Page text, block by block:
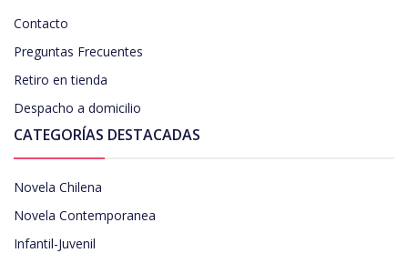
Contacto
Preguntas Frecuentes
Retiro en tienda
Despacho a domicilio
CATEGORÍAS DESTACADAS
Novela Chilena
Novela Contemporanea
Infantil-Juvenil